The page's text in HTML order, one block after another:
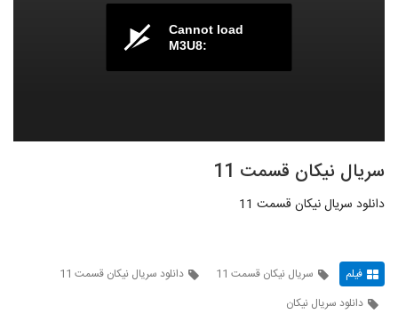
Cannot load
M3U8:
سریال نیکان قسمت 11
دانلود سریال نیکان قسمت 11
فیلم سریال نیکان قسمت 11
دانلود سریال نیکان قسمت 11
دانلود سریال نیکان